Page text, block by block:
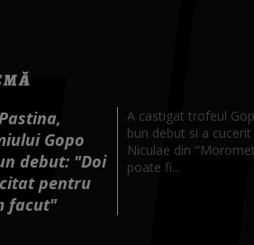
Gopo
debut: "Doi
pentru
facut"
A castigat trofeul
bun debut si a
Niculae din
poate fi...